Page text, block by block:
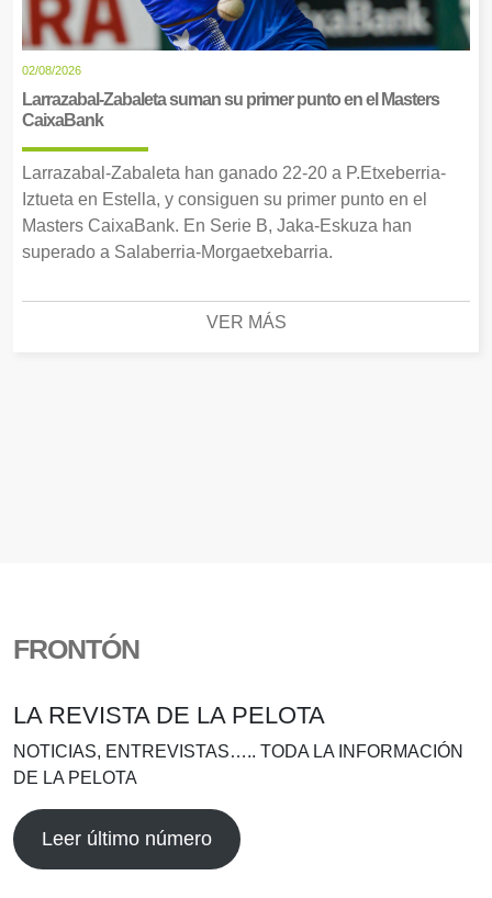
02/08/2026
Larrazabal-Zabaleta suman su primer punto en el Masters
CaixaBank
Larrazabal-Zabaleta han ganado 22-20 a P.Etxeberria-
Iztueta en Estella, y consiguen su primer punto en el
Masters CaixaBank. En Serie B, Jaka-Eskuza han
superado a Salaberria-Morgaetxebarria.
VER MÁS
FRONTÓN
LA REVISTA DE LA PELOTA
NOTICIAS, ENTREVISTAS….. TODA LA INFORMACIÓN
DE LA PELOTA
Leer último número